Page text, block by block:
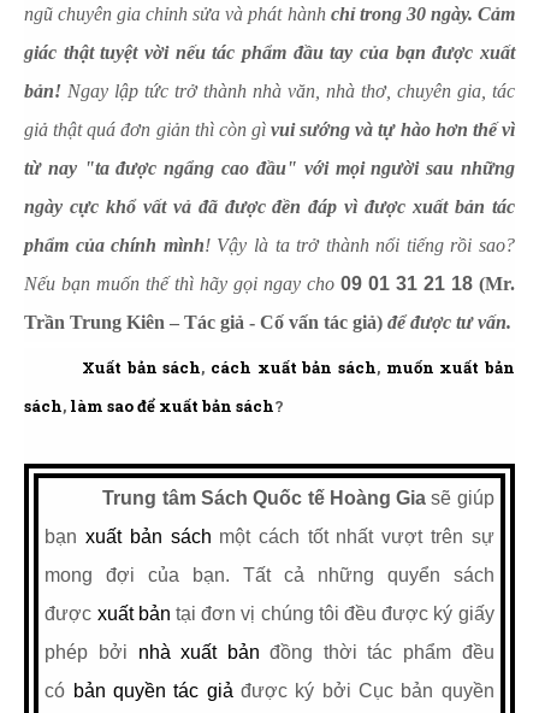
ngũ chuyên gia chỉnh sửa và phát hành chỉ trong 30 ngày. Cảm
giác thật tuyệt vời nếu tác phẩm đầu tay của bạn được xuất
bản! Ngay lập tức trở thành nhà văn, nhà thơ, chuyên gia, tác
giả thật quá đơn giản thì còn gì vui sướng và tự hào hơn thế vì
từ nay "ta được ngẩng cao đầu" với mọi người sau những
ngày cực khổ vất vả đã được đền đáp vì được xuất bản tác
phẩm của chính mình! Vậy là ta trở thành nổi tiếng rồi sao?
Nếu bạn muốn thế thì hãy gọi ngay cho 09 01 31 21 18 (Mr.
Trần Trung Kiên – Tác giả - Cố vấn tác giả) để được tư vấn.
Xuất bản sách, cách xuất bản sách, muốn xuất bản
sách,làm sao để xuất bản sách?
Trung tâm Sách Quốc tế Hoàng Gia sẽ giúp
bạn xuất bản sách một cách tốt nhất vượt trên sự
mong đợi của bạn. Tất cả những quyển sách
được xuất bản tại đơn vị chúng tôi đều được ký giấy
phép bởi
nhà xuất bản đồng thời tác phẩm đều
có bản quyền tác giả được ký bởi Cục bản quyền